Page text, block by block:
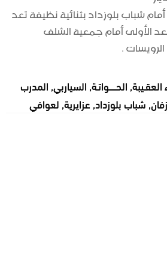
شباب بلوزداد بثنائية نظيفة تعد
بعد الأولى أمام جمعية الشلف
.
العقـيبة,الحــــــواتـة,السياربي,المدرب
زفان,شباب بلوزداد,عزايرية,لعوافي